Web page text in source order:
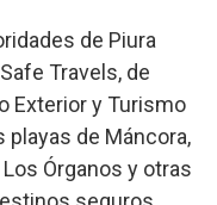
de Piura
Travels, de
Exterior y Turismo
playas de Máncora,
Órganos y otras